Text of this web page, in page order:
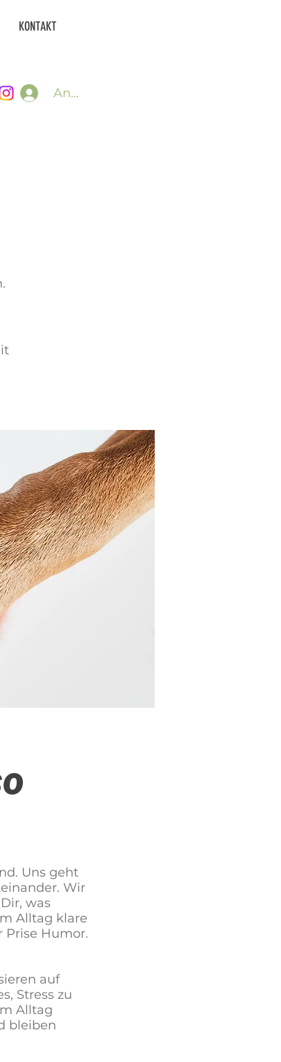
KONTAKT
Anmelden
Uns geht
Wir
was
Alltag klare
Humor.
auf
Stress zu
Alltag
bleiben